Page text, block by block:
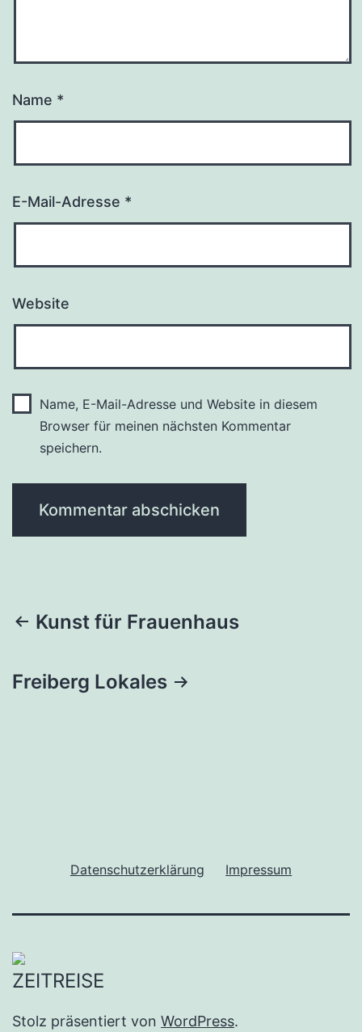
Name *
E-Mail-Adresse *
Website
Name, E-Mail-Adresse und Website in diesem
Browser für meinen nächsten Kommentar
speichern.
Beitragsnavigation
Kunst für Frauenhaus
Freiberg Lokales
Datenschutzerklärung Impressum
Stolz präsentiert von WordPress.